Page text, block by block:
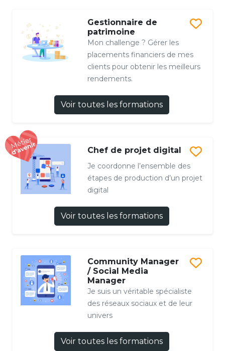
Gestionnaire de
patrimoine
Mon challenge ? Gérer les
placements financiers de mes
clients pour obtenir les meilleurs
rendements.
Voir toutes les formations
Chef de projet digital
Je coordonne l’ensemble des
étapes de production d’un projet
digital
Voir toutes les formations
Community Manager
/ Social Media
Manager
Je suis un véritable spécialiste
des réseaux sociaux et de leur
univers
Voir toutes les formations